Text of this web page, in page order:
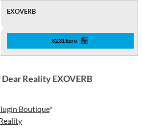
EXOVERB
82,31 Euro
Reality EXOVERB
Boutique*